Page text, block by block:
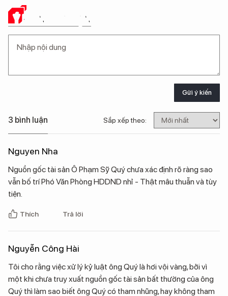
Ý KIẾN CỦA BẠN
Gửi ý kiến
3 bình luận Sắp xếp theo:
Nguyen Nha
Nguồn gốc tài sản Ô Phạm Sỹ Quý chưa xác định rõ ràng sao
vẫn bố trí Phó Văn Phòng HDDND nhỉ - Thật mâu thuẫn và tùy
tiện.
Thích Trả lời
Nguyễn Công Hài
Tôi cho rằng việc xử lý kỷ luật ông Quý là hơi vội vàng, bởi vì
một khi chưa truy xuất nguồn gốc tài sản bất thường của ông
Quý thì làm sao biết ông Quý có tham nhũng, hay không tham